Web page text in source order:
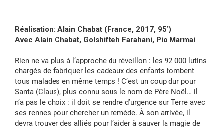
Réalisation: Alain Chabat (France, 2017, 95’)
Avec Alain Chabat, Golshifteh Farahani, Pio Marmai
Rien ne va plus à l’approche du réveillon : les 92 000 lutins
chargés de fabriquer les cadeaux des enfants tombent
tous malades en même temps ! C’est un coup dur pour
Santa (Claus), plus connu sous le nom de Père Noël… il
n’a pas le choix : il doit se rendre d’urgence sur Terre avec
ses rennes pour chercher un remède. À son arrivée, il
devra trouver des alliés pour l’aider à sauver la magie de